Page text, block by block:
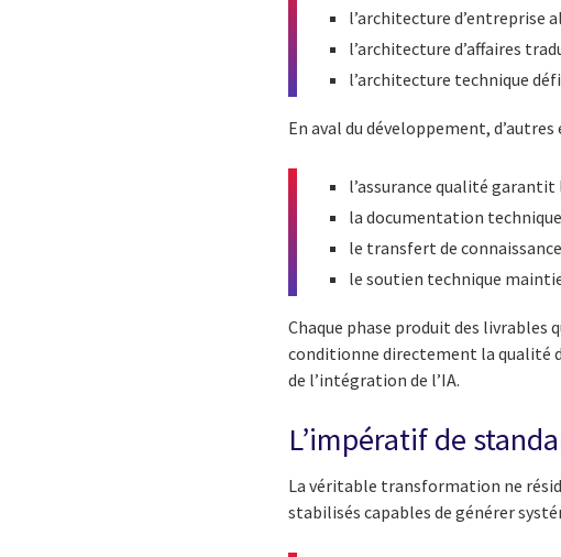
l’architecture d’entreprise
l’architecture d’affaires
l’architecture technique
En aval du développement,
l’assurance qualité
la documentation
le transfert de
le soutien technique
Chaque phase produit des livrables
conditionne directement la qualité
de l’intégration de l’IA.
L’impératif de
La véritable transformation ne
stabilisés capables de générer